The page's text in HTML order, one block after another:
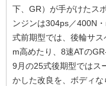
下、GR）が手がけたス
ンジンは304ps／400N
式前期型では、後輪サ
m高めたり、8速ATの
9月の25式後期型ではス
かした改良を、ボディな